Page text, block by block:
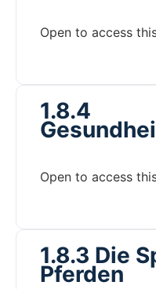
Open to access
1.8.4
Open to access
1.8.3 Die
Pferden